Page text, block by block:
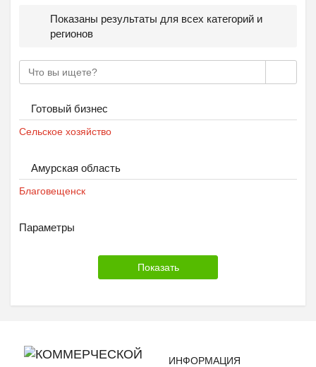
Показаны результаты для всех категорий и
регионов
Готовый бизнес
Сельское хозяйство
Амурская область
Благовещенск
Параметры
ИНФОРМАЦИЯ